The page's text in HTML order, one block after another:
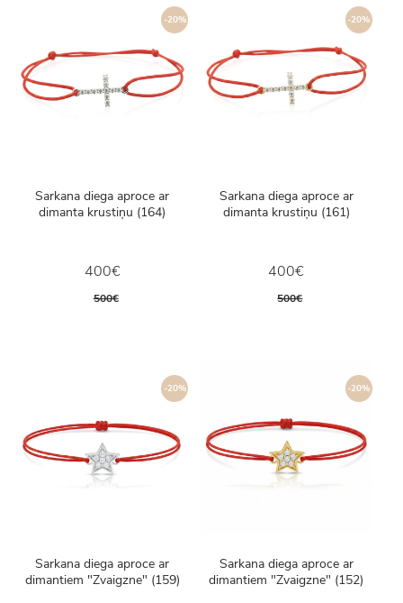
-20%
Sarkana diega aproce ar
dimanta krustiņu (164)
400€
500€
-20%
Sarkana diega aproce ar
dimanta krustiņu (161)
400€
500€
-20%
Sarkana diega aproce ar
dimantiem "Zvaigzne" (159)
-20%
Sarkana diega aproce ar
dimantiem "Zvaigzne" (152)